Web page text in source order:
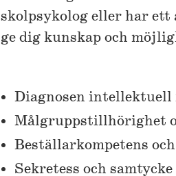
skolpsykolog eller har
ge dig kunskap och
Diagnosen
Målgruppstillhörighet
Beställarkompetens
Sekretess och samtycke